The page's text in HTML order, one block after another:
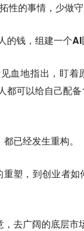
性的事情，少做
的钱，组建一个
血地指出，盯着
可以给自己配
已经发生重构。
塑，到创业者
去广阔的底层市